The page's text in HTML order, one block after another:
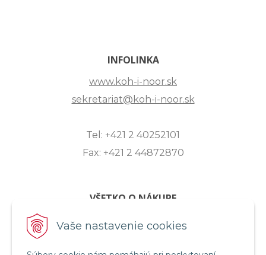
Vaše nastavenie cookies
INFOLINKA
www.koh-i-noor.sk
sekretariat@koh-i-noor.sk
Tel: +421 2 40252101
Fax: +421 2 44872870
VŠETKO O NÁKUPE
ZASLANIE OTÁZKY